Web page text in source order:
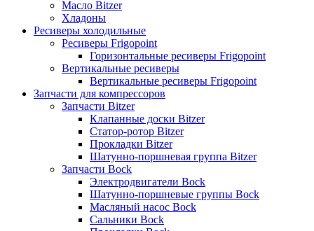
Масло Bitzer
Хладоны
Ресиверы холодильные
Ресиверы Frigopoint
Горизонтальные ресиверы Frigopoint
Вертикальные ресиверы
Вертикальные ресиверы Frigopoint
Запчасти для компрессоров
Запчасти Bitzer
Клапанные доски Bitzer
Статор-ротор Bitzer
Прокладки Bitzer
Шатунно-поршневая группа Bitzer
Запчасти Bock
Электродвигатели Bock
Шатунно-поршневые группы Bock
Масляный насос Bock
Сальники Bock